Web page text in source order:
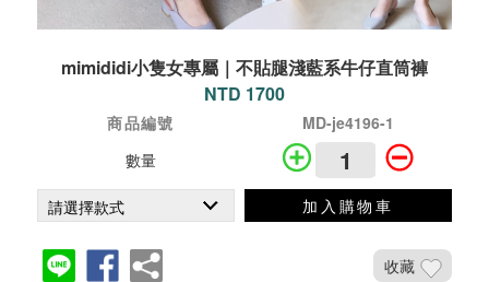
mimididi小隻女專屬｜不貼腿淺藍系牛仔直筒褲
NTD 1700
商品編號
MD-je4196-1
數量
加入購物車
收藏